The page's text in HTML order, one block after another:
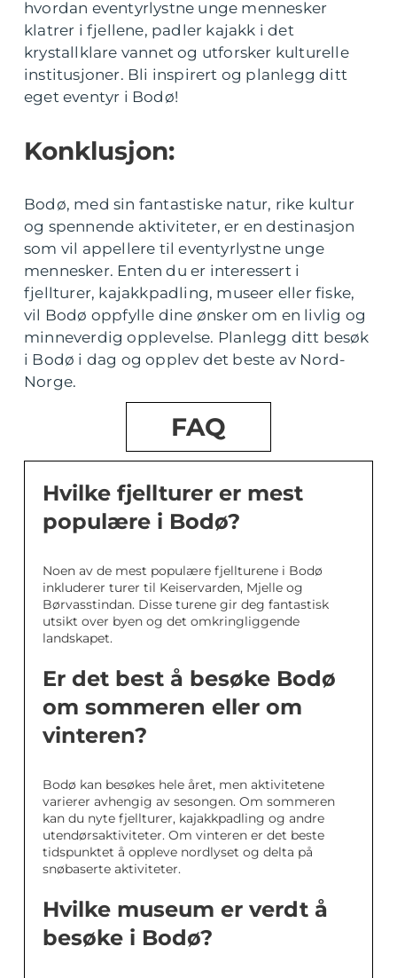
hvordan eventyrlystne unge mennesker
klatrer i fjellene, padler kajakk i det
krystallklare vannet og utforsker kulturelle
institusjoner. Bli inspirert og planlegg ditt
eget eventyr i Bodø!
Konklusjon:
Bodø, med sin fantastiske natur, rike kultur
og spennende aktiviteter, er en destinasjon
som vil appellere til eventyrlystne unge
mennesker. Enten du er interessert i
fjellturer, kajakkpadling, museer eller fiske,
vil Bodø oppfylle dine ønsker om en livlig og
minneverdig opplevelse. Planlegg ditt besøk
i Bodø i dag og opplev det beste av Nord-
Norge.
FAQ
Hvilke fjellturer er mest
populære i Bodø?
Noen av de mest populære fjellturene i Bodø
inkluderer turer til Keiservarden, Mjelle og
Børvasstindan. Disse turene gir deg fantastisk
utsikt over byen og det omkringliggende
landskapet.
Er det best å besøke Bodø
om sommeren eller om
vinteren?
Bodø kan besøkes hele året, men aktivitetene
varierer avhengig av sesongen. Om sommeren
kan du nyte fjellturer, kajakkpadling og andre
utendørsaktiviteter. Om vinteren er det beste
tidspunktet å oppleve nordlyset og delta på
snøbaserte aktiviteter.
Hvilke museum er verdt å
besøke i Bodø?